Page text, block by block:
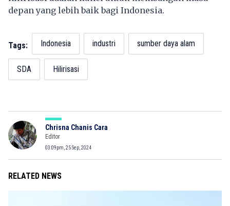
depan yang lebih baik bagi Indonesia.
Tags: Indonesia industri sumber daya alam
SDA Hilirisasi
Chrisna Chanis Cara
Editor
03:09pm, 25 Sep, 2024
RELATED NEWS